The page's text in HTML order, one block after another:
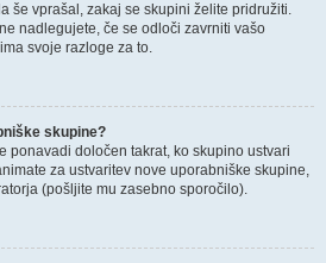
še vprašal, zakaj se skupini želite pridružiti.
nadlegujete, če se odloči zavrniti vašo
svoje razloge za to.
skupine?
ponavadi določen takrat, ko skupino ustvari
za ustvaritev nove uporabniške skupine,
(pošljite mu zasebno sporočilo).